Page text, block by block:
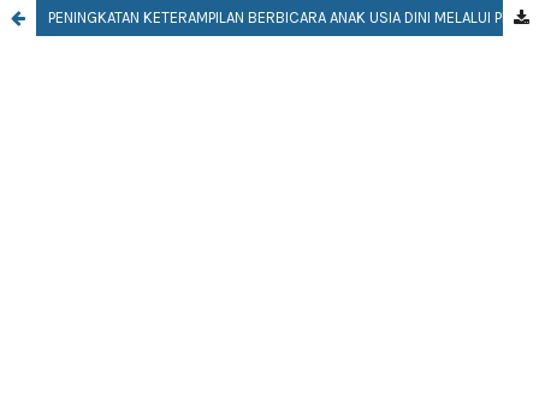
PENINGKATAN KETERAMPILAN BERBICARA ANAK USIA DINI MELALUI PERMAINAN SANDIWARA BONEKA